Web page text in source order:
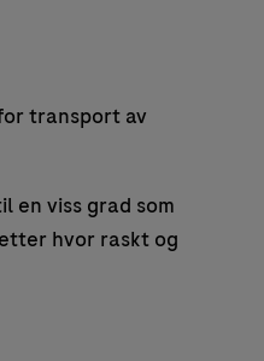
transport av
en viss grad som
hvor raskt og